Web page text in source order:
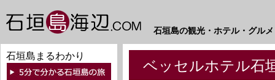
石垣島の観光・ホテル・グル
石垣島まるわかり
ベッセルホテル石